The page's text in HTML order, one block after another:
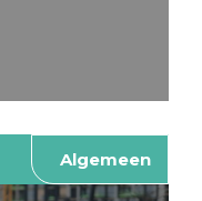
Algemeen